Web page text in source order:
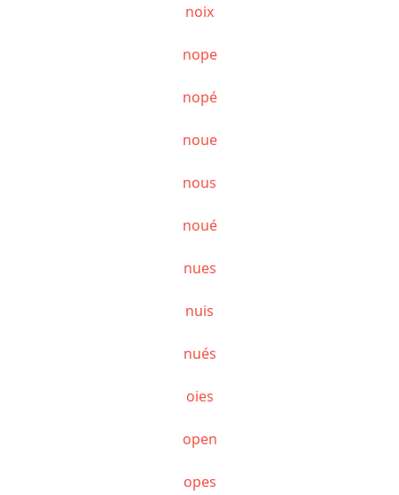
noix
nope
nopé
noue
nous
noué
nues
nuis
nués
oies
open
opes